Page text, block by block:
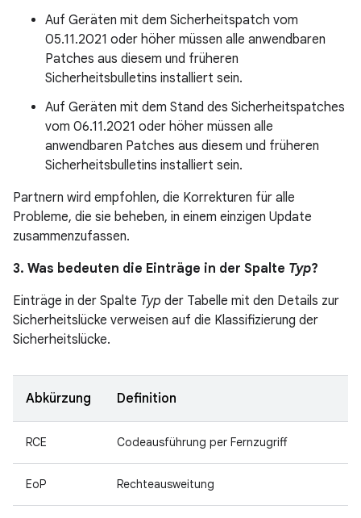
Auf Geräten mit dem Sicherheitspatch vom
05.11.2021 oder höher müssen alle anwendbaren
Patches aus diesem und früheren
Sicherheitsbulletins installiert sein.
Auf Geräten mit dem Stand des Sicherheitspatches
vom 06.11.2021 oder höher müssen alle
anwendbaren Patches aus diesem und früheren
Sicherheitsbulletins installiert sein.
Partnern wird empfohlen, die Korrekturen für alle
Probleme, die sie beheben, in einem einzigen Update
zusammenzufassen.
3. Was bedeuten die Einträge in der Spalte Typ?
Einträge in der Spalte Typ der Tabelle mit den Details zur
Sicherheitslücke verweisen auf die Klassifizierung der
Sicherheitslücke.
Abkürzung Definition
RCE Codeausführung per Fernzugriff
EoP Rechteausweitung